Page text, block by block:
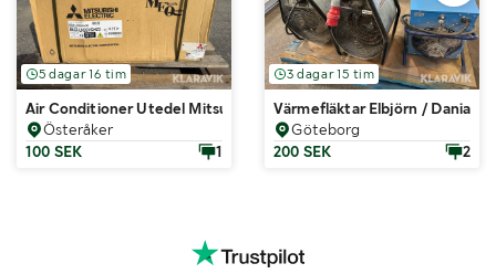
5 dagar 16 tim
Air Conditioner Utedel Mitsubishi MUZ-LN35VGHZ2
Österåker
100 SEK
1
3 dagar 15 tim
Värmefläktar Elbjörn / Dania
Göteborg
200 SEK
2